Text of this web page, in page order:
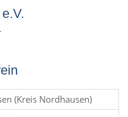
(Kreis Nordhausen)